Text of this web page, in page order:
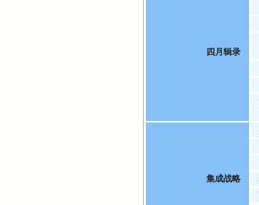
四月辑录
集成战略